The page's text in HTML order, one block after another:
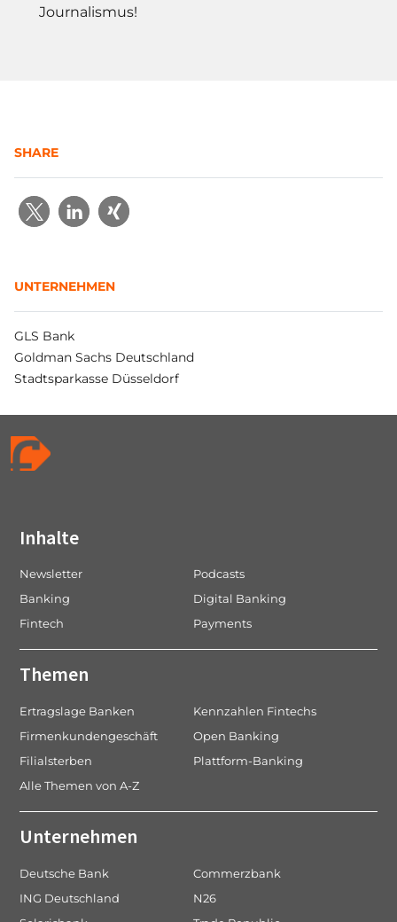
Journalismus!
SHARE
UNTERNEHMEN
GLS Bank
Goldman Sachs Deutschland
Stadtsparkasse Düsseldorf
Inhalte
Newsletter
Podcasts
Banking
Digital Banking
Fintech
Payments
Themen
Ertragslage Banken
Kennzahlen Fintechs
Firmenkundengeschäft
Open Banking
Filialsterben
Plattform-Banking
Alle Themen von A-Z
Unternehmen
Deutsche Bank
Commerzbank
ING Deutschland
N26